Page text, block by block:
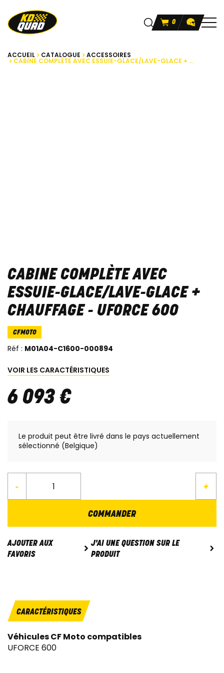
0
ACCUEIL CATALOGUE ACCESSOIRES
CABINE COMPLÈTE AVEC ESSUIE-GLACE/LAVE-GLACE + ...
CABINE COMPLÈTE AVEC
ESSUIE-GLACE/LAVE-GLACE +
CHAUFFAGE - UFORCE 600
CFMOTO
Réf : M01A04-C1600-000894
VOIR LES CARACTÉRISTIQUES
6 093 €
Le produit peut être livré dans le pays actuellement
sélectionné (Belgique)
- +
COMMANDER
AJOUTER AUX
FAVORIS
J'AI UNE QUESTION SUR LE
PRODUIT
CARACTÉRISTIQUES
Véhicules CF Moto compatibles
UFORCE 600